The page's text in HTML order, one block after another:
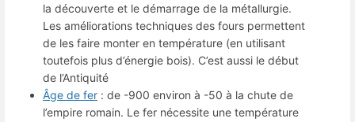
la découverte et le démarrage de la métallurgie.
Les améliorations techniques des fours permettent
de les faire monter en température (en utilisant
toutefois plus d’énergie bois). C’est aussi le début
de l’Antiquité
Âge de fer : de -900 environ à -50 à la chute de
l’empire romain. Le fer nécessite une température